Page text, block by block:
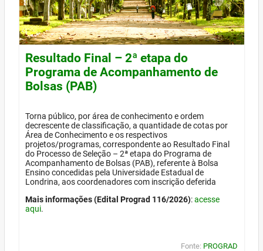
Resultado Final – 2ª etapa do
Programa de Acompanhamento de
Bolsas (PAB)
Torna público, por área de conhecimento e ordem
decrescente de classificação, a quantidade de cotas por
Área de Conhecimento e os respectivos
projetos/programas, correspondente ao Resultado Final
do Processo de Seleção – 2ª etapa do Programa de
Acompanhamento de Bolsas (PAB), referente à Bolsa
Ensino concedidas pela Universidade Estadual de
Londrina, aos coordenadores com inscrição deferida
Mais informações (Edital Prograd 116/2026):acesse
aqui.
Fonte: PROGRAD